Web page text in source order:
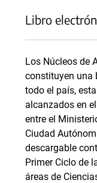
Libro
Los Núcleos de
constituyen una
todo el país,
alcanzados en
entre el
Ciudad
descargable
Primer Ciclo de
áreas de